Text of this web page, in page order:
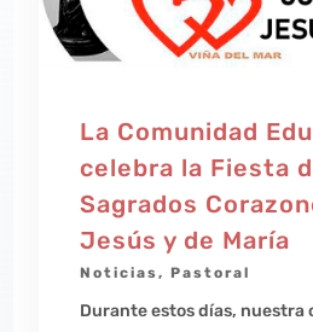
La Comunidad
celebra la Fiesta
Sagrados
Jesús y de María
Noticias,Pastoral
Durante estos días, nuestra